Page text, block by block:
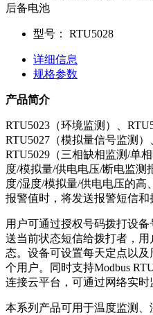
后备电池
型号： RTU5028
详细信息
规格参数
产品简介
RTU5023（环境监测）、
RTU5027（模拟量信号监测）
RTU5029（三相缺相监测/单
度/模拟量/供电电压/断电监测
度/湿度/模拟量/供电电压的高
报警值时，将发送报警短信和
用户可通过授权号码拨打设
送当前状态短信给拨打者，
态。设备可设置每天定点以
个用户。同时支持Modbus
连接云平台，可通过网络实时
本系列产品可用于温度监测